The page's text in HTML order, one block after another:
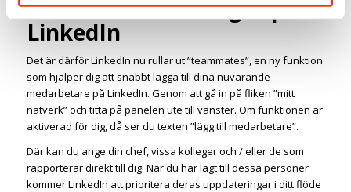
dina medarbetare gör på
LinkedIn
Det är därför LinkedIn nu rullar ut ”teammates”, en ny funktion
som hjälper dig att snabbt lägga till dina nuvarande
medarbetare på LinkedIn. Genom att gå in på fliken ”mitt
nätverk” och titta på panelen ute till vänster. Om funktionen är
aktiverad för dig, då ser du texten ”lägg till medarbetare”.
Där kan du ange din chef, vissa kolleger och / eller de som
rapporterar direkt till dig. När du har lagt till dessa personer
kommer LinkedIn att prioritera deras uppdateringar i ditt flöde